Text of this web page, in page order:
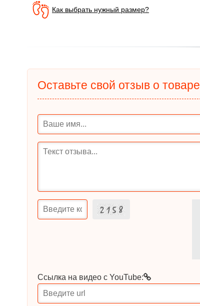
Как выбрать нужный размер?
Оставьте свой отзыв о товаре
Ссылка на видео с YouTube: